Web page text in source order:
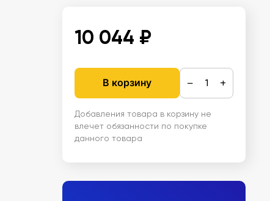
10 044 ₽
В корзину − +
Добавления товара в корзину не
влечет обязанности по покупке
данного товара